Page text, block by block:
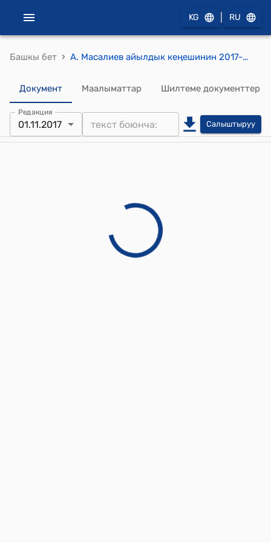
KG RU
Башкы бет › А. Масалиев айылдык кеңешинин 2017-жылдын 01-ноябрындагы №12/3 "Алыш айылынын тушунда А.Мараимовдор пайдаланып жүргөн жер аянтынан ашыкчасын муниципалдык менчикке алуу жөнүндө" токтому
Документ Маалыматтар Шилтеме документтер
Редакция
01.11.2017 Салыштыруу